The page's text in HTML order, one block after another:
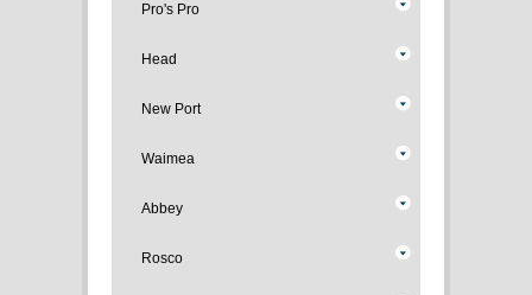
Pro's Pro
Head
New Port
Waimea
Abbey
Rosco